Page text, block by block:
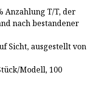
Anzahlung T/T, der
nach bestandener
Sicht, ausgestellt von
Modell, 100